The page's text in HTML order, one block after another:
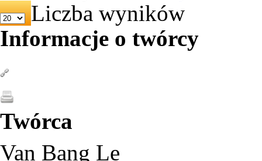
Liczba wyników
Informacje o twórcy
Twórca
Van Bang Le